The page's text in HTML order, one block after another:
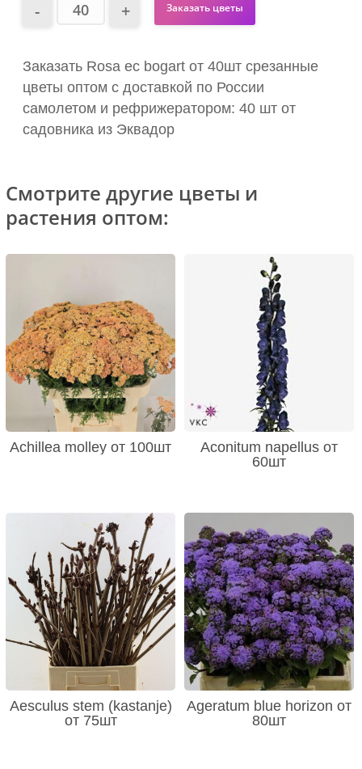
Заказать цветы
Заказать Rosa ec bogart от 40шт срезанные
цветы оптом с доставкой по России
самолетом и рефрижератором: 40 шт от
садовника из Эквадор
Смотрите другие цветы и
растения оптом:
Achillea molley от 100шт
Aconitum napellus от
60шт
Aesculus stem (kastanje)
от 75шт
Ageratum blue horizon от
80шт